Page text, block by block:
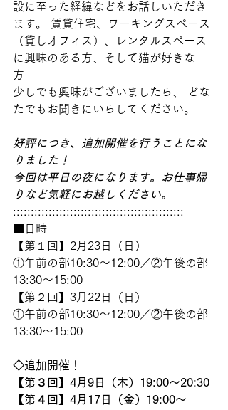
設に至った経緯などをお話しいただき
ます。 賃貸住宅、ワーキングスペース
（貸しオフィス）、レンタルスペース
に興味のある方、そして猫が好きな
方
少しでも興味がございましたら、 どな
たでもお聞きにいらしてください。
好評につき、追加開催を行うことにな
りました！
今回は平日の夜になります。お仕事帰
りなど気軽にお越しください。
::::::::::::::::::::::::::::::::::::::::::::::::
■日時
【第１回】2月23日（日）
①午前の部10:30～12:00／②午後の部
13:30～15:00
【第２回】3月22日（日）
①午前の部10:30～12:00／②午後の部
13:30～15:00
◇追加開催！
【第３回】4月9日（木）19:00～20:30
【第４回】4月17日（金）19:00～